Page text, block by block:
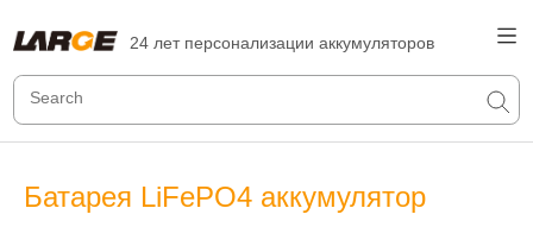
24 лет персонализации аккумуляторов
Батарея LiFePO4 аккумулятор